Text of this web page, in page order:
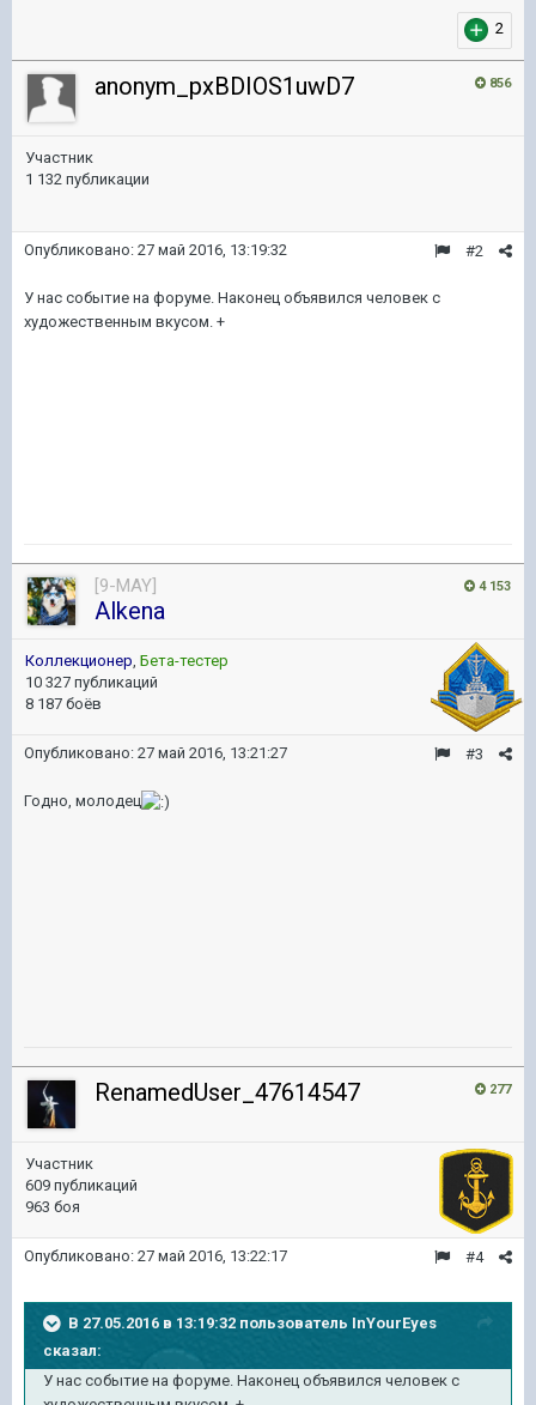
2
856
anonym_pxBDIOS1uwD7
Участник
1 132 публикации
#2
Опубликовано: 27 май 2016, 13:19:32
У нас событие на форуме. Наконец объявился человек с
художественным вкусом. +
4 153
[9-MAY]
Alkena
Коллекционер, Бета-тестер
10 327 публикаций
8 187 боёв
#3
Опубликовано: 27 май 2016, 13:21:27
Годно, молодец
277
RenamedUser_47614547
Участник
609 публикаций
963 боя
#4
Опубликовано: 27 май 2016, 13:22:17
В 27.05.2016 в 13:19:32 пользователь InYourEyes
сказал:
У нас событие на форуме. Наконец объявился человек с